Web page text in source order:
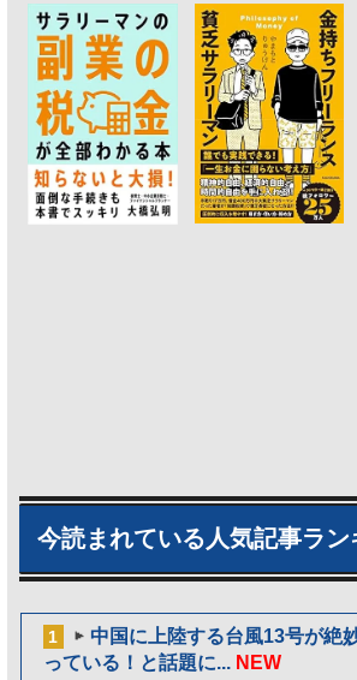
今読まれている人気記事ラン
1
中国に上陸する台風13号が絶
っている！と話題に... NEW